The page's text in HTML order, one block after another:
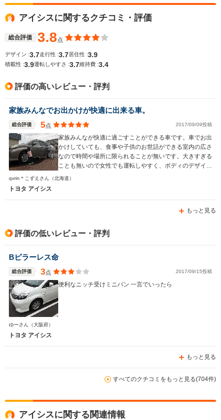
WLTCモード
燃費
アイシスに関するクチコミ・評価
総合評価 3.8点
デザイン :3.7走行性 :3.7 居住性 :3.9
積載性 :3.9運転しやすさ :3.7維持費 :3.4
評価の高いレビュー・評判
家族みんなでお出かけが快適に出来る車。
総合評価 5点 2017/09/09投稿
家族みんなが快適に過ごすことができる車です。車でお出
かけしていても、食事や子供のお世話ができる室内の広さ
なので時間や場所に限られることが無いです。大きすぎる
ことも無いので女性でも運転しやすく、ボディのデザイン
はカッコいいので男性にも向いている車だと思います。
qvrin＊こずえさん （北海道）
トヨタ アイシス
もっと見る
評価の低いレビュー・評判
Bピラーレス命
総合評価 3点 2017/09/15投稿
便利なニッチ受けミニバン 一言でいったら
ゆーさん （大阪府）
トヨタ アイシス
もっと見る
すべてのクチコミをもっと見る(704件)
アイシスに関する関連情報